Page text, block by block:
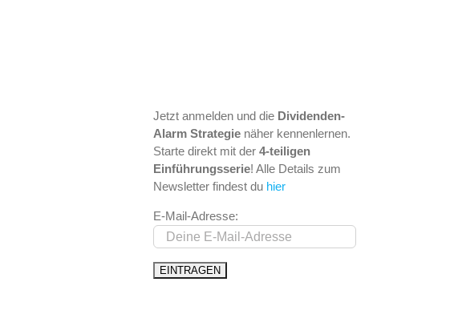
Jetzt anmelden und die Dividenden-
Alarm Strategie näher kennenlernen.
Starte direkt mit der 4-teiligen
Einführungsserie! Alle Details zum
Newsletter findest du hier
E-Mail-Adresse: